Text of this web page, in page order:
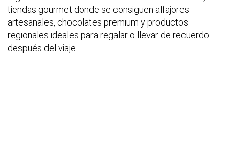
tiendas gourmet donde se consiguen alfajores
artesanales, chocolates premium y productos
regionales ideales para regalar o llevar de recuerdo
después del viaje.